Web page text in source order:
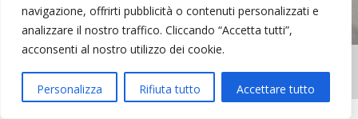
navigazione, offrirti pubblicità o contenuti personalizzati e
analizzare il nostro traffico. Cliccando “Accetta tutti”,
acconsenti al nostro utilizzo dei cookie.
Personalizza Rifiuta tutto Accettare tutto
Mezzogiorno d'Italia